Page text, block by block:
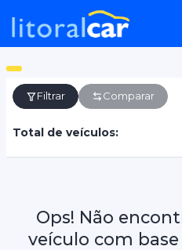
Filtrar Comparar
Total de veículos:
Ops! Não
veículo com